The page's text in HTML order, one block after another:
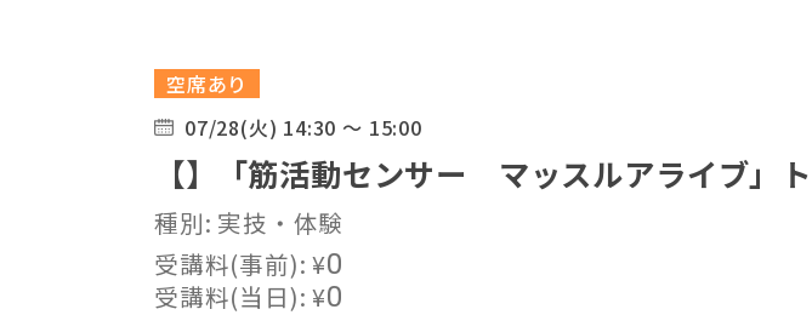
空席あり
07/28(火) 14:30 ～ 15:00
【】「筋活動センサー マッスルアライブ」
種別: 実技・体験
受講料(事前):¥0
受講料(当日):¥0